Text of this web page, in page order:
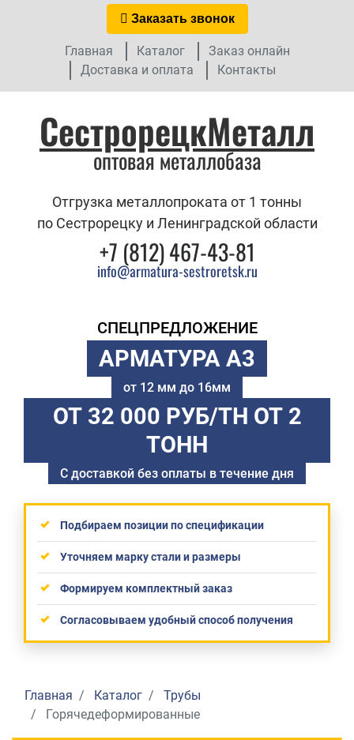
Заказать звонок
Главная Каталог
Заказ онлайн
Доставка и оплата
Контакты
СестрорецкМеталл
оптовая металлобаза
Отгрузка металлопроката от 1 тонны
по Сестрорецку и Ленинградской области
+7 (812) 467-43-81
info@armatura-sestroretsk.ru
СПЕЦПРЕДЛОЖЕНИЕ
АРМАТУРА А3
от 12 мм до 16мм
ОТ 32 000 РУБ/ТН ОТ 2
ТОНН
С доставкой без оплаты в течение дня
Подбираем позиции по спецификации
Уточняем марку стали и размеры
Формируем комплектный заказ
Согласовываем удобный способ получения
Главная Каталог
Трубы
Горячедеформированные